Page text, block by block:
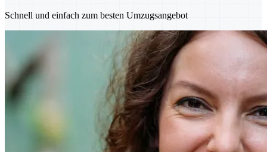
Schnell und einfach zum besten Umzugsangebot